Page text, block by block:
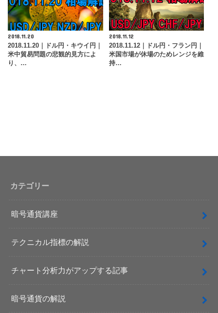
2018.11.20
2018.11.20｜ドル円・キウイ円｜
米中貿易問題の悲観的見方によ
り、…
2018.11.12
2018.11.12｜ドル円・フラン円｜
米国市場が休場のためレンジを維
持…
カテゴリー
暗号通貨講座
テクニカル指標の解説
チャート分析力がアップする記事
暗号通貨の解説